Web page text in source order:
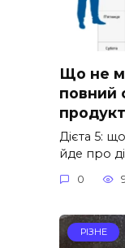
Що не
повний
Дієта 5:
йде про
0
РІЗНЕ